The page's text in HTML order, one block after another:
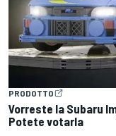
PRODOTTO
Vorreste la Subaru
Potete votarla